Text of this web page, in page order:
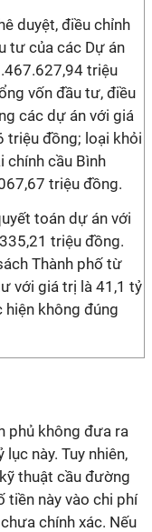
duyệt, điều chỉnh
tư của các Dự án
triệu
vốn đầu tư, điều
các dự án với giá
triệu đồng; loại khỏi
chính cầu Bình
triệu đồng.
toán dự án với
triệu đồng.
Thành phố từ
với giá trị là 41,1 tỷ
không đúng
phủ không đưa ra
này. Tuy nhiên,
thuật cầu đường
tiền này vào chi phí
chính xác. Nếu